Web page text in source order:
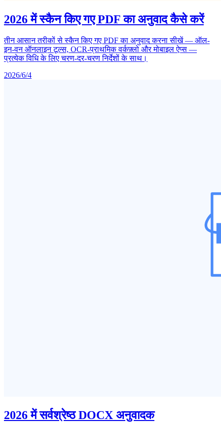
2026 में स्कैन किए गए PDF का अनुवाद कैसे करें
तीन आसान तरीकों से स्कैन किए गए PDF का अनुवाद करना सीखें — ऑल-
इन-वन ऑनलाइन टूल्स, OCR-प्राथमिक वर्कफ़्लो और मोबाइल ऐप्स —
प्रत्येक विधि के लिए चरण-दर-चरण निर्देशों के साथ।
2026/6/4
2026 में सर्वश्रेष्ठ DOCX अनुवादक